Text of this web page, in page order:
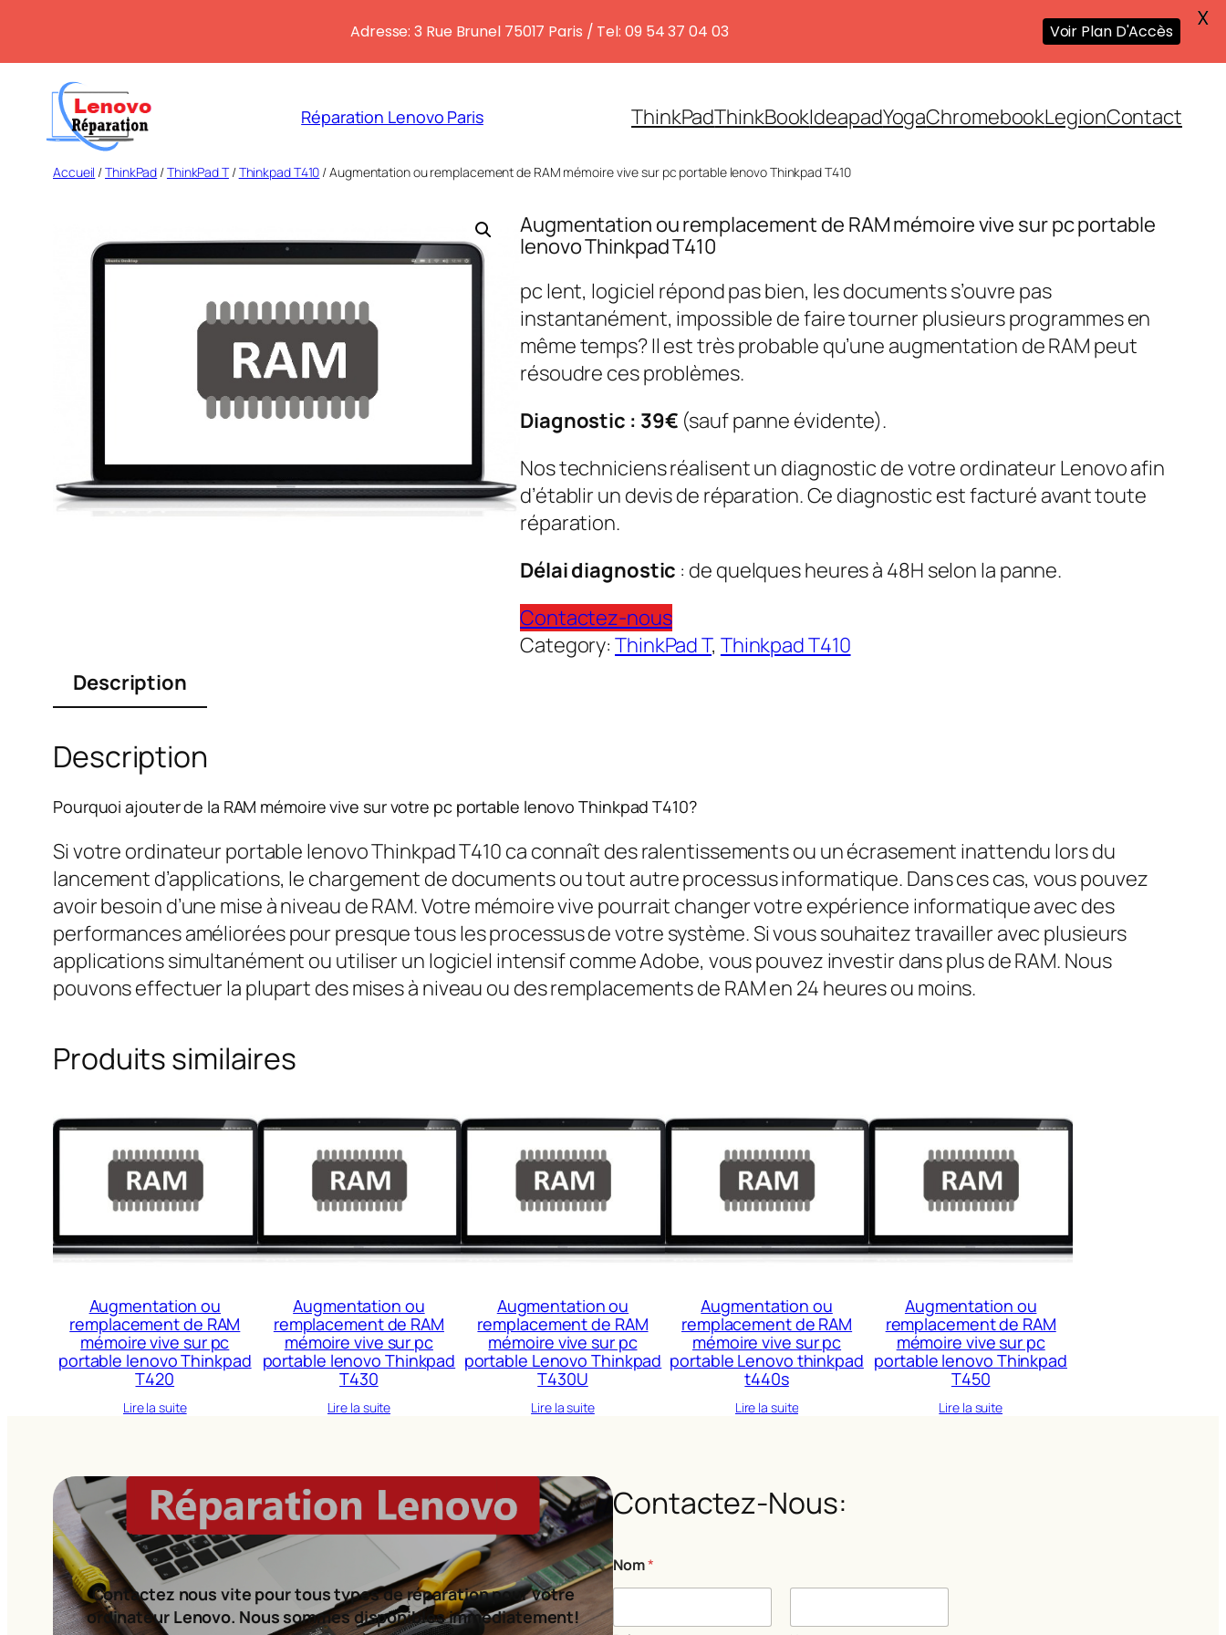
contenu
Réparation Lenovo Paris ThinkPadThinkBookIdeapadYogaChromebookLegionContact
Accueil /ThinkPad /ThinkPad T/Thinkpad T410 / Augmentation ou remplacement de RAM mémoire vive sur pc portable lenovo Thinkpad T410
Augmentation ou remplacement de RAM mémoire vive sur pc portable
lenovo Thinkpad T410
pc lent, logiciel répond pas bien, les documents s’ouvre pas
instantanément, impossible de faire tourner plusieurs programmes en
même temps? Il est très probable qu’une augmentation de RAM peut
résoudre ces problèmes.
Diagnostic : 39€ (sauf panne évidente).
Nos techniciens réalisent un diagnostic de votre ordinateur Lenovo afin
d’établir un devis de réparation. Ce diagnostic est facturé avant toute
réparation.
Délai diagnostic : de quelques heures à 48H selon la panne.
Contactez-nous
Category:ThinkPad T, Thinkpad T410
Description
Description
Pourquoi ajouter de la RAM mémoire vive sur votre pc portable lenovo Thinkpad T410?
Si votre ordinateur portable lenovo Thinkpad T410 ca connaît des ralentissements ou un écrasement inattendu lors du
lancement d’applications, le chargement de documents ou tout autre processus informatique. Dans ces cas, vous pouvez
avoir besoin d’une mise à niveau de RAM. Votre mémoire vive pourrait changer votre expérience informatique avec des
performances améliorées pour presque tous les processus de votre système. Si vous souhaitez travailler avec plusieurs
applications simultanément ou utiliser un logiciel intensif comme Adobe, vous pouvez investir dans plus de RAM. Nous
pouvons effectuer la plupart des mises à niveau ou des remplacements de RAM en 24 heures ou moins.
Produits similaires
Augmentation ou
remplacement de RAM
mémoire vive sur pc
portable lenovo Thinkpad
T420
Lire la suite
Augmentation ou
remplacement de RAM
mémoire vive sur pc
portable lenovo Thinkpad
T430
Lire la suite
Augmentation ou
remplacement de RAM
mémoire vive sur pc
portable Lenovo Thinkpad
T430U
Lire la suite
Augmentation ou
remplacement de RAM
mémoire vive sur pc
portable Lenovo thinkpad
t440s
Lire la suite
Augmentation ou
remplacement de RAM
mémoire vive sur pc
portable lenovo Thinkpad
T450
Lire la suite
Contactez nous vite pour tous types de réparation pour votre
ordinateur Lenovo. Nous sommes disponibles immédiatement!
Contactez-Nous:
Nom*
Adresse: 3 Rue Brunel 75017 Paris / Tel: 09 54 37 04 03 Voir Plan D'Accès X